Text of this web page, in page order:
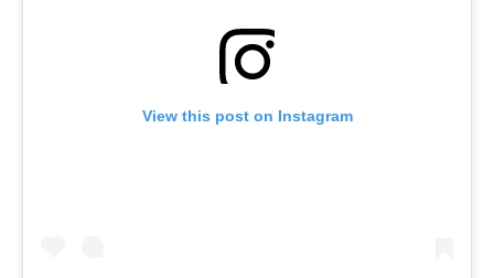
View this post on Instagram